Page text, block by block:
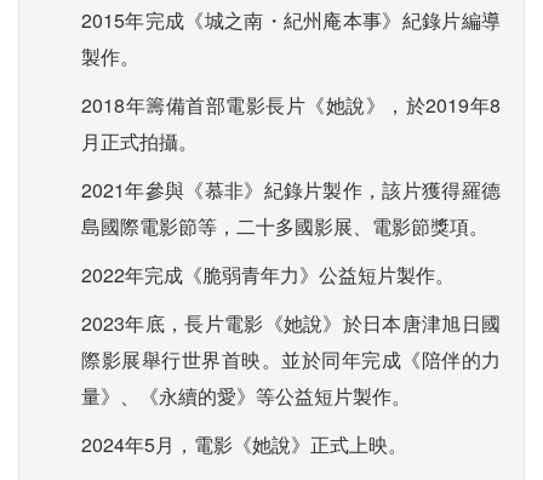
2015年完成《城之南・紀州庵本事》紀錄片編導
製作。
2018年籌備首部電影長片《她說》，於2019年8
月正式拍攝。
2021年參與《慕非》紀錄片製作，該片獲得羅德
島國際電影節等，二十多國影展、電影節獎項。
2022年完成《脆弱青年力》公益短片製作。
2023年底，長片電影《她說》於日本唐津旭日國
際影展舉行世界首映。並於同年完成《陪伴的力
量》、《永續的愛》等公益短片製作。
2024年5月，電影《她說》正式上映。